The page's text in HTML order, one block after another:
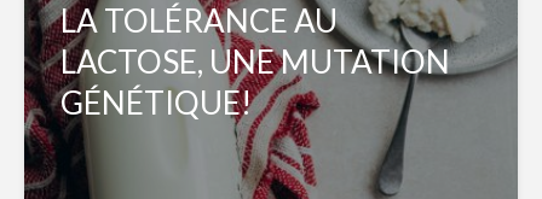
LA TOLÉRANCE AU
LACTOSE, UNE MUTATION
GÉNÉTIQUE!